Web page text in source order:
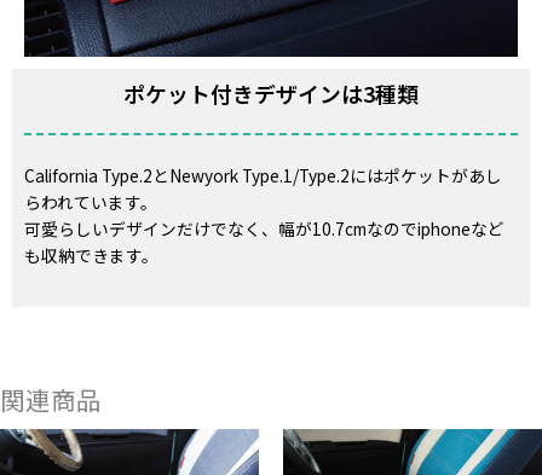
ポケット付きデザインは3種類
California Type.2とNewyork Type.1/Type.2にはポケットがあし
らわれています。
可愛らしいデザインだけでなく、幅が10.7cmなのでiphoneなど
も収納できます。
関連商品